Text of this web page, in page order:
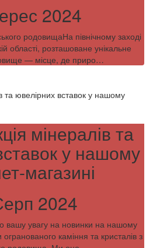
2024
родовищаНа північному заході
області, розташоване унікальне
— місце, де приро…
мінералів та
у нашому
магазині
2024
вашу увагу на новинки на нашому
каміння та кристалів з